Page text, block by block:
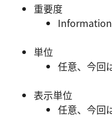
重要度
Information
単位
任意、今回
表示単位
任意、今回